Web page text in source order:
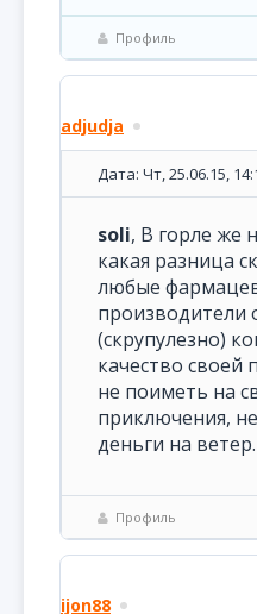
Профиль
adjudja
Дата: Чт, 25.06.15,
soli, В горле же
какая разница
любые
производители
(скрупулезно)
качество своей
не поиметь на
приключения,
деньги на ветер.
Профиль
ijon88